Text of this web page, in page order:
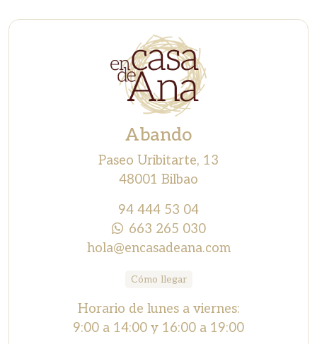
Abando
Paseo Uribitarte, 13
48001 Bilbao
94 444 53 04
663 265 030
hola@encasadeana.com
Cómo llegar
Horario de lunes a viernes:
9:00 a 14:00 y 16:00 a 19:00